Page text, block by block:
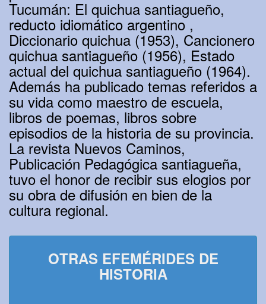
Tucumán: El quichua santiagueño,
reducto idiomático argentino ,
Diccionario quichua (1953), Cancionero
quichua santiagueño (1956), Estado
actual del quichua santiagueño (1964).
Además ha publicado temas referidos a
su vida como maestro de escuela,
libros de poemas, libros sobre
episodios de la historia de su provincia.
La revista Nuevos Caminos,
Publicación Pedagógica santiagueña,
tuvo el honor de recibir sus elogios por
su obra de difusión en bien de la
cultura regional.
OTRAS EFEMÉRIDES DE
HISTORIA